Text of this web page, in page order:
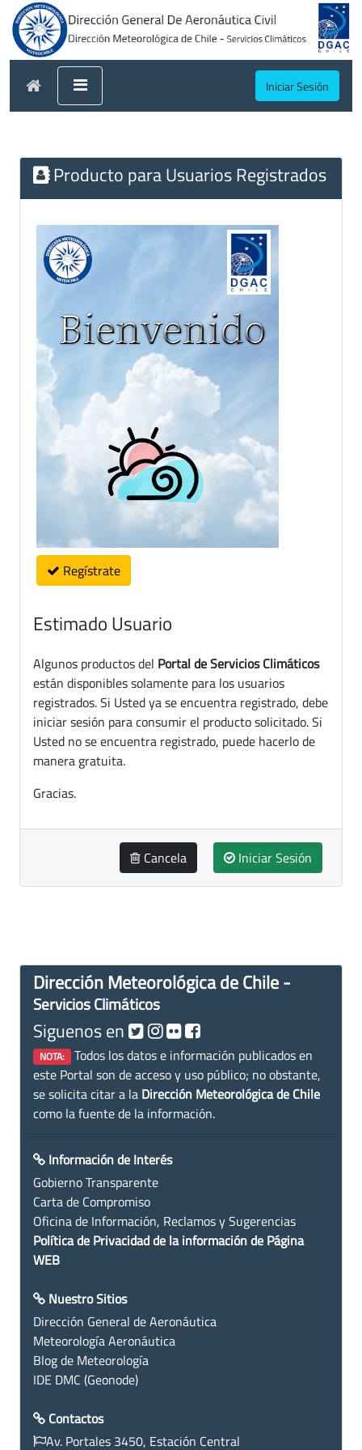
Iniciar Sesión
Producto para Usuarios Registrados
Regístrate
Estimado Usuario
Algunos productos del Portal de Servicios Climáticos
están disponibles solamente para los usuarios
registrados. Si Usted ya se encuentra registrado, debe
iniciar sesión para consumir el producto solicitado. Si
Usted no se encuentra registrado, puede hacerlo de
manera gratuita.
Gracias.
Cancela Iniciar Sesión
Dirección Meteorológica de Chile -
Servicios Climáticos
Siguenos en
NOTA: Todos los datos e información publicados en
este Portal son de acceso y uso público; no obstante,
se solicita citar a la Dirección Meteorológica de Chile
como la fuente de la información.
Información de Interés
Gobierno Transparente
Carta de Compromiso
Oficina de Información, Reclamos y Sugerencias
Política de Privacidad de la información de Página
WEB
Nuestro Sitios
Dirección General de Aeronáutica
Meteorología Aeronáutica
Blog de Meteorología
IDE DMC (Geonode)
Contactos
Av. Portales 3450, Estación Central